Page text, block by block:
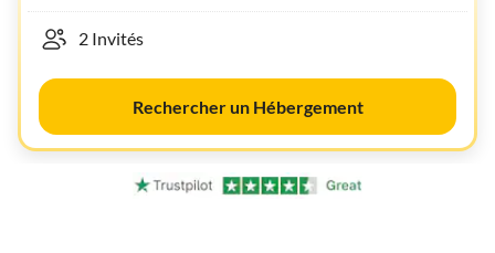
Rechercher un Hébergement